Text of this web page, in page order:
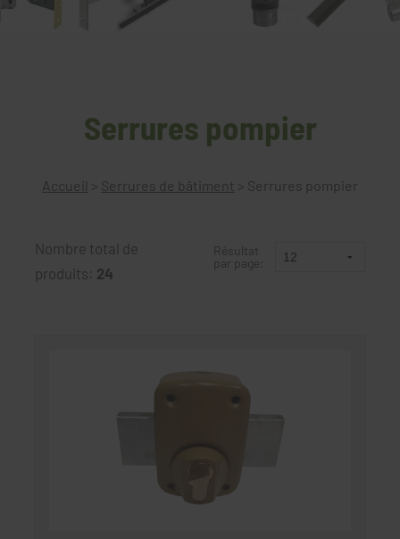
Serrures pompier
Accueil > Serrures de bâtiment > Serrures pompier
Nombre total de
produits: 24
Résultat
par page: